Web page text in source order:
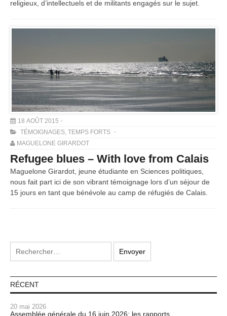
religieux, d’intellectuels et de militants engagés sur le sujet.
18 AOÛT 2015
TÉMOIGNAGES, TEMPS FORTS
MAGUELONE GIRARDOT
Refugee blues – With love from Calais
Maguelone Girardot, jeune étudiante en Sciences politiques,
nous fait part ici de son vibrant témoignage lors d’un séjour de
15 jours en tant que bénévole au camp de réfugiés de Calais.
RÉCENT
20 mai 2026
Assemblée générale du 16 juin 2026: les rapports